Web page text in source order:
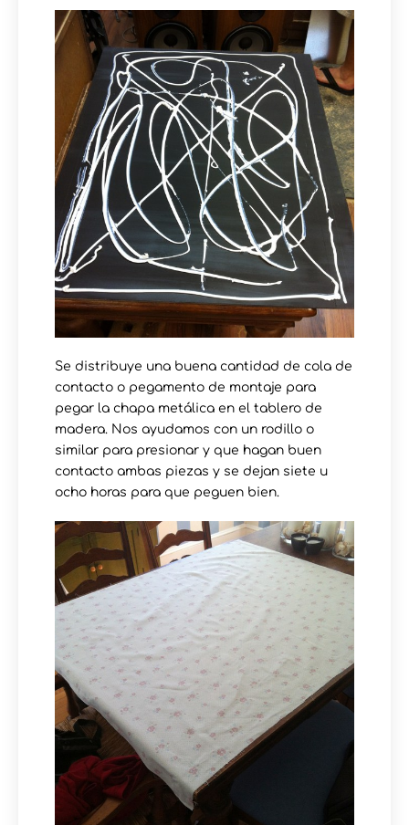
Se distribuye una buena cantidad de cola de
contacto o pegamento de montaje para
pegar la chapa metálica en el tablero de
madera. Nos ayudamos con un rodillo o
similar para presionar y que hagan buen
contacto ambas piezas y se dejan siete u
ocho horas para que peguen bien.